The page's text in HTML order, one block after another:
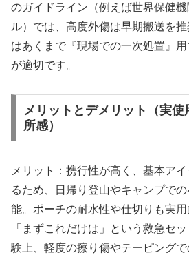
のガイドライン（例えば世界保健
ル）では、高度外傷は早期搬送を
はあくまで『現場での一次処置』
が適切です。
メリットとデメリット（実使
所感）
メリット：携行性が高く、基本ア
るため、日帰り登山やキャンプで
能。ポーチの耐水性や仕切りも実
「まずこれだけは」という救急セ
験上、軽度の擦り傷やテーピング